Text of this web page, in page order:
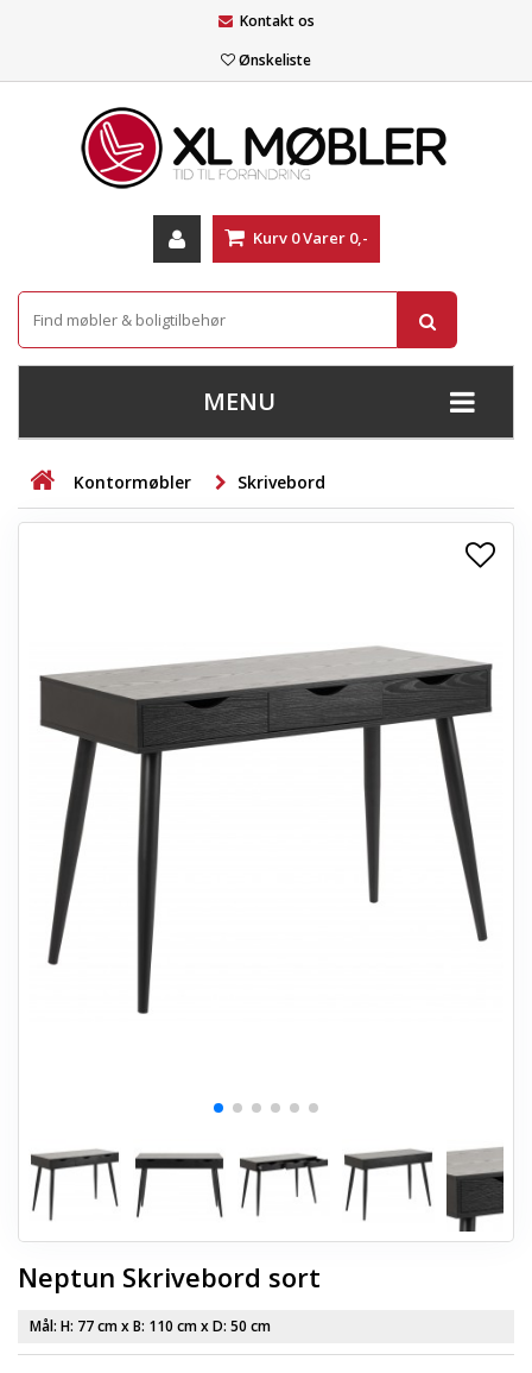
Kontakt os
Ønskeliste
Kurv 0Varer 0,-
MENU
+
STUE
+
OPBEVARING
TÆPPER
LAMPER
ENTREMØBLER
HAVEMØBLER
OUTLET
Kontormøbler Skrivebord
Neptun Skrivebord sort
Mål: H: 77 cmx B: 110 cmx D: 50 cm